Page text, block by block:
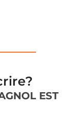
EST